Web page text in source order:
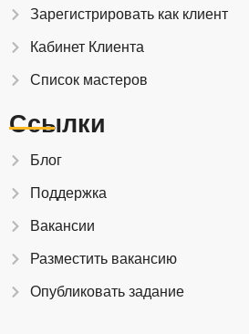
Зарегистрировать как клиент
Кабинет Клиента
Список мастеров
Ссылки
Блог
Поддержка
Вакансии
Разместить вакансию
Опубликовать задание